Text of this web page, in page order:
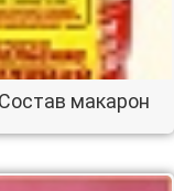
макарон